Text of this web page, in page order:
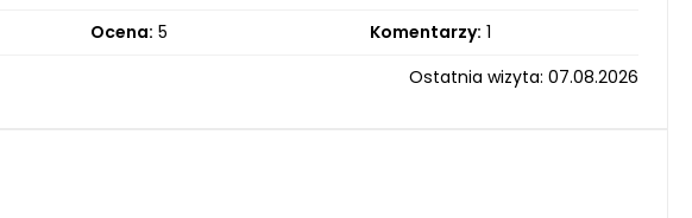
Ocena: 5 Komentarzy: 1
Ostatnia wizyta: 07.08.2026